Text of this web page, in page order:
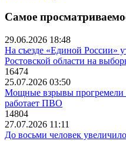
Самое
29.06.2026 18:48
На съезде «Единой России»
Ростовской области на
16474
25.07.2026 03:50
Мощные взрывы прогремели
работает ПВО
14804
27.07.2026 11:11
До восьми человек